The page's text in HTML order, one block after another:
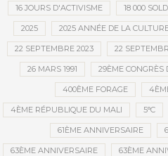
16 JOURS D'ACTIVISME 18 000
2025 2025 ANNÉE DE LA
22 SEPTEMBRE 2023 22
26 MARS 1991 29ÈME CONGRÈS
400ÈME FORAGE
4ÈME RÉPUBLIQUE DU MALI 5°C
61ÈME ANNIVERSAIRE
63ÈME ANNIVERSAIRE 63ÈME